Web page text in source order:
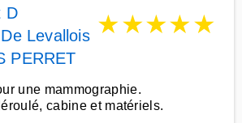
D
Levallois
PERRET
★★★★★
une mammographie.
cabine et matériels.